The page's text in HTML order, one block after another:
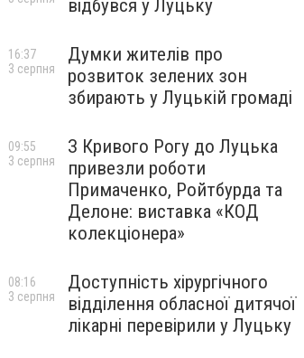
відбувся у Луцьку
Думки жителів про
розвиток зелених зон
збирають у Луцькій громаді
16:37
3 серпня
З Кривого Рогу до Луцька
привезли роботи
Примаченко, Ройтбурда та
Делоне: виставка «КОД
колекціонера»
09:55
3 серпня
Доступність хірургічного
відділення обласної дитячої
лікарні перевірили у Луцьку
08:16
3 серпня